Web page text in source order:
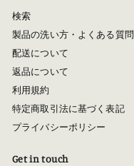
検索
製品の洗い方・よくある質問
配送について
返品について
利用規約
特定商取引法に基づく表記
プライバシーポリシー
Get in touch